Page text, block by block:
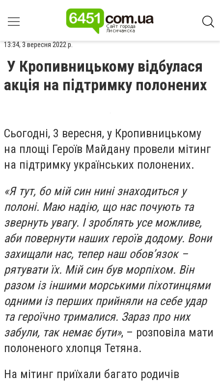
13:34, 3 вересня 2022 р.
У Кропивницькому відбулася
акція на підтримку полонених
Сьогодні, 3 вересня, у Кропивницькому
на площі Героїв Майдану провели мітинг
на підтримку українських полонених.
«Я тут, бо мій син нині знаходиться у
полоні. Маю надію, що нас почують та
звернуть увагу. І зроблять усе можливе,
аби повернути наших героїв додому. Вони
захищали нас, тепер наш обов’язок –
рятувати їх. Мій син був морпіхом. Він
разом із іншими морськими піхотинцями
одними із перших прийняли на себе удар
та героїчно трималися. Зараз про них
забули, так немає бути», – розповіла мати
полоненого хлопця Тетяна.
На мітинг приїхали багато родичів